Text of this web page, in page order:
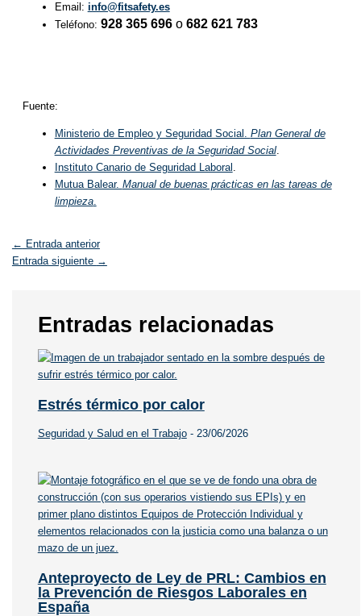
Email: info@fitsafety.es
Teléfono: 928 365 696o 682 621 783
Fuente:
Ministerio de Empleo y Seguridad Social. Plan General de
Actividades Preventivas de la Seguridad Social.
Instituto Canario de Seguridad Laboral .
Mutua Balear. Manual de buenas prácticas en las tareas de
limpieza.
← Entrada anterior
Entrada siguiente →
Entradas relacionadas
Estrés térmico por calor
Seguridad y Salud en el Trabajo- 23/06/2026
Anteproyecto de Ley de PRL: Cambios en
la Prevención de Riesgos Laborales en
España